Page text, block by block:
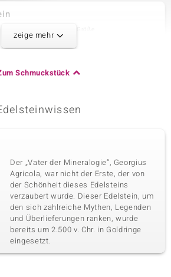
4 à 5x3 mm
Tropfenförmiger Cabochon
4 à 4 mm
Schliff
Runder Cabochon
Herkunft
Sambia
zeige mehr
Schmuckstück
Der „Vater der Mineralogie“, Georgius
Agricola, war nicht der Erste, der von
der Schönheit dieses Edelsteins
verzaubert wurde. Dieser Edelstein, um
den sich zahlreiche Mythen, Legenden
und Überlieferungen ranken, wurde
bereits um 2.500 v. Chr. in Goldringe
eingesetzt.